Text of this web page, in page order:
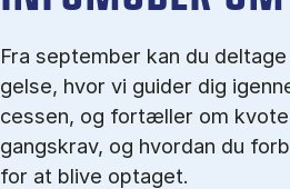
Fra september kan du
gel­se, hvor vi gu­i­der dig
ces­sen, og for­tæl­ler om
gangs­krav, og hvordan du
for at blive optaget.